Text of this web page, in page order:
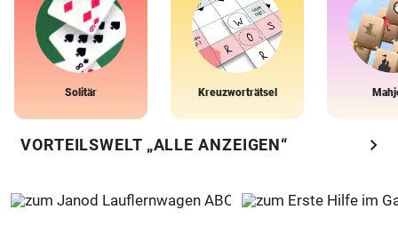
Solitär Kreuzworträtsel
VORTEILSWELT „ALLE ANZEIGEN“ chevron_right